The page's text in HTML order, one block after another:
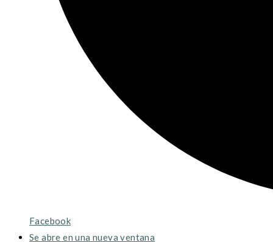
Facebook
Se abre en una nueva ventana